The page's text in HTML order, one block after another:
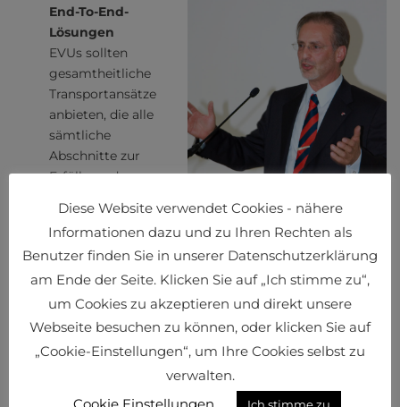
Friedrich Macher
End-To-End-
Lösungen
EVUs sollten
gesamtheitliche
Transportansätze
anbieten, die alle
sämtliche
Abschnitte zur
Erfüllung der
Kundenanforderung aus einer Hand abdecken. Die
Diese Website verwendet Cookies - nähere
Informationen dazu und zu Ihren Rechten als
Benutzer finden Sie in unserer Datenschutzerklärung
am Ende der Seite. Klicken Sie auf „Ich stimme zu“,
um Cookies zu akzeptieren und direkt unsere
Webseite besuchen zu können, oder klicken Sie auf
„Cookie-Einstellungen“, um Ihre Cookies selbst zu
verwalten.
Cookie Einstellungen
Ich stimme zu